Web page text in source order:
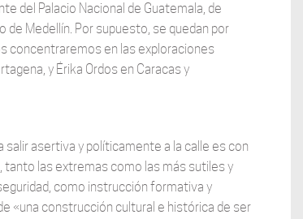
del Palacio Nacional de Guatemala, de
de Medellín. Por supuesto, se quedan por
concentraremos en las exploraciones
y Érika Ordos en Caracas y
salir asertiva y políticamente a la calle es con
tanto las extremas como las más sutiles y
como instrucción formativa y
«una construcción cultural e histórica de ser